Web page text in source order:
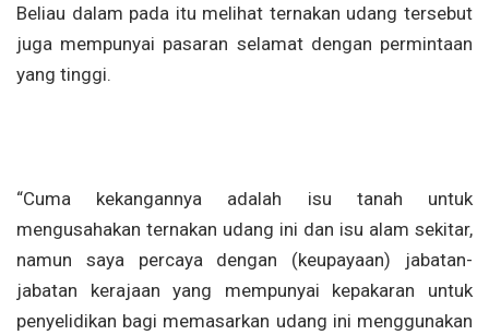
Beliau dalam pada itu melihat ternakan udang tersebut
juga mempunyai pasaran selamat dengan permintaan
yang tinggi.
“Cuma kekangannya adalah isu tanah untuk
mengusahakan ternakan udang ini dan isu alam sekitar,
namun saya percaya dengan (keupayaan) jabatan-
jabatan kerajaan yang mempunyai kepakaran untuk
penyelidikan bagi memasarkan udang ini menggunakan